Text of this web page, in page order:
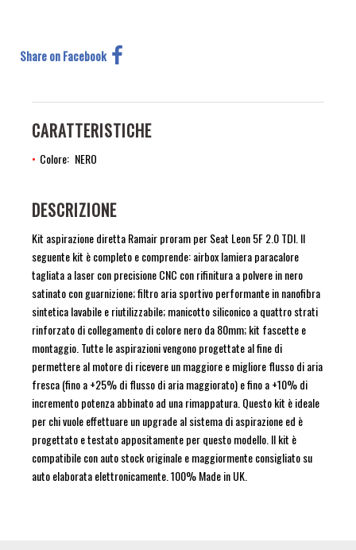
Share on Facebook
CARATTERISTICHE
Colore NERO
DESCRIZIONE
Kit aspirazione diretta Ramair proram per Seat Leon 5F 2.0 TDI. Il
seguente kit è completo e comprende: airbox lamiera paracalore
tagliata a laser con precisione CNC con rifinitura a polvere in nero
satinato con guarnizione; filtro aria sportivo performante in nanofibra
sintetica lavabile e riutilizzabile; manicotto siliconico a quattro strati
rinforzato di collegamento di colore nero da 80mm; kit fascette e
montaggio. Tutte le aspirazioni vengono progettate al fine di
permettere al motore di ricevere un maggiore e migliore flusso di aria
fresca (fino a +25% di flusso di aria maggiorato) e fino a +10% di
incremento potenza abbinato ad una rimappatura. Questo kit è ideale
per chi vuole effettuare un upgrade al sistema di aspirazione ed è
progettato e testato appositamente per questo modello. Il kit è
compatibile con auto stock originale e maggiormente consigliato su
auto elaborata elettronicamente. 100% Made in UK.